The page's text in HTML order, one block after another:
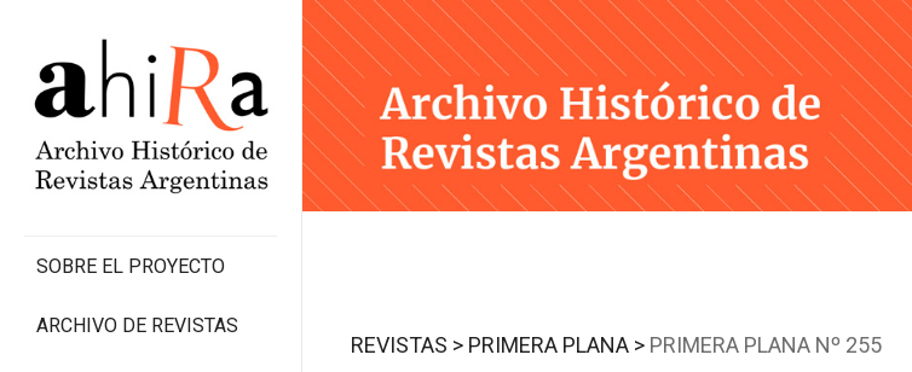
Skip
to
content
SOBRE EL PROYECTO
ARCHIVO DE REVISTAS
REVISTAS > PRIMERA PLANA > PRIMERA PLANA Nº 255